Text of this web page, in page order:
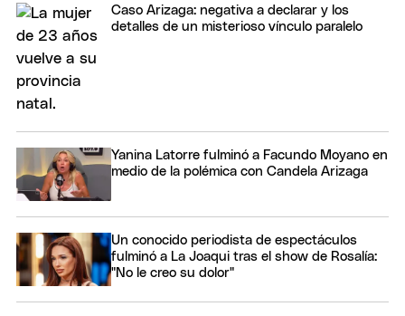
Caso Arizaga: negativa a declarar y los
detalles de un misterioso vínculo paralelo
Yanina Latorre fulminó a Facundo Moyano en
medio de la polémica con Candela Arizaga
Un conocido periodista de espectáculos
fulminó a La Joaqui tras el show de Rosalía:
"No le creo su dolor"